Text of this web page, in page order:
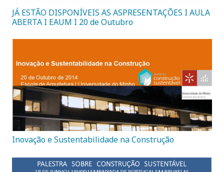
JÁ ESTÃO DISPONÍVEIS AS ASPRESENTAÇÕES I AULA
ABERTA I EAUM I 20 de Outubro
Inovação e Sustentabilidade na Construção